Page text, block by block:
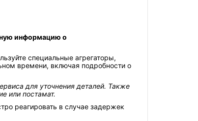
информацию о
специальные агрегаторы,
времени, включая подробности о
для уточнения деталей. Также
или постамат.
реагировать в случае задержек